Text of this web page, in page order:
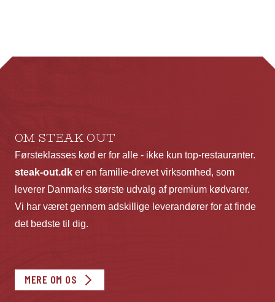
OM STEAK OUT
Førsteklasses kød er for alle - ikke kun top-restauranter.
steak-out.dk er en familie-drevet virksomhed, som
leverer Danmarks største udvalg af premium kødvarer.
Vi har været gennem adskillige leverandører for at finde
det bedste til dig.
MERE OM OS